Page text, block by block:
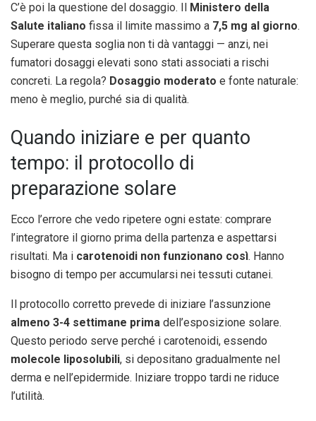
C’è poi la questione del dosaggio. Il Ministero della
Salute italiano fissa il limite massimo a 7,5 mg al giorno.
Superare questa soglia non ti dà vantaggi — anzi, nei
fumatori dosaggi elevati sono stati associati a rischi
concreti. La regola? Dosaggio moderato e fonte naturale:
meno è meglio, purché sia di qualità.
Quando iniziare e per quanto
tempo: il protocollo di
preparazione solare
Ecco l’errore che vedo ripetere ogni estate: comprare
l’integratore il giorno prima della partenza e aspettarsi
risultati. Ma i carotenoidi non funzionano così. Hanno
bisogno di tempo per accumularsi nei tessuti cutanei.
Il protocollo corretto prevede di iniziare l’assunzione
almeno 3-4 settimane prima dell’esposizione solare.
Questo periodo serve perché i carotenoidi, essendo
molecole liposolubili, si depositano gradualmente nel
derma e nell’epidermide. Iniziare troppo tardi ne riduce
l’utilità.